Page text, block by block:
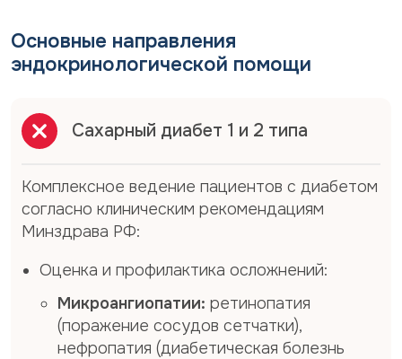
Основные направления
эндокринологической помощи
Сахарный диабет 1 и 2 типа
Комплексное ведение пациентов с диабетом
согласно клиническим рекомендациям
Минздрава РФ:
Оценка и профилактика осложнений:
Микроангиопатии: ретинопатия
(поражение сосудов сетчатки),
нефропатия (диабетическая болезнь
письмом на указанный Вами e-mail.
Срок обработки заявки - до 2-х рабочих дней.
и время приема могут отличаться от Вашего
пожелания в интернет-заявке.